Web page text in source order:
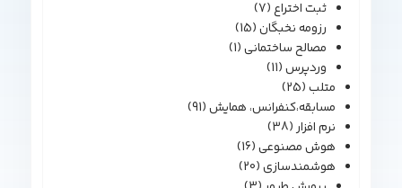
ثبت اختراع(7)
رزومه نخبگان(15)
مصالح ساختمانی(1)
وردپرس(11)
متلب(25)
مسابقه،کنفرانس، همایش(91)
نرم افزار(38)
هوش مصنوعی(16)
هوشمندسازی(20)